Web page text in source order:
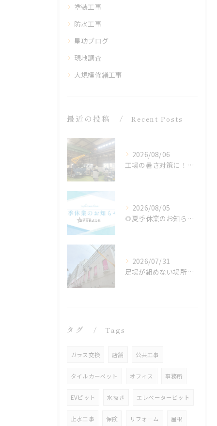
塗装工事
防水工事
星功ブログ
現地調査
大規模修繕工事
最近の投稿 Recent Posts
2026/08/06
工場の暑さ対策に！遮熱塗料「アドクールAQUA」施工前の温度測定を設置
2026/08/05
🌻夏季休業のお知らせ🌻
2026/07/31
足場が組めない場所でも施工可能！ロープアクセス工法の特徴と対応できる工事
タグ Tags
ガラス交換 店舗 公共工事
タイルカーペット オフィス 事務所
EVピット 水抜き エレベーターピット
止水工事 保険 リフォーム 屋根